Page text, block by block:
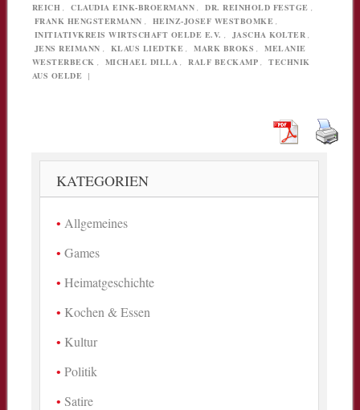
REICH
CLAUDIA EINK-BROERMANN DR. REINHOLD FESTGE
FRANK HENGSTERMANN
HEINZ-JOSEF WESTBOMKE
INITIATIVKREIS WIRTSCHAFT OELDE E.V.
JASCHA KOLTER
JENS REIMANN
KLAUS LIEDTKE MARK BROKS
MELANIE
WESTERBECK
MICHAEL DILLA RALF BECKAMP
TECHNIK
AUS OELDE |
KATEGORIEN
Allgemeines
Games
Heimatgeschichte
Kochen & Essen
Kultur
Politik
Satire